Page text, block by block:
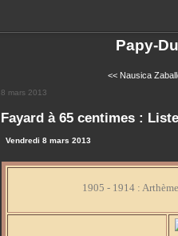
Papy-
<< Nausica
8 mars 2013
Fayard à 65 centimes :
Vendredi 8 mars 2013
1905 - 1914 :